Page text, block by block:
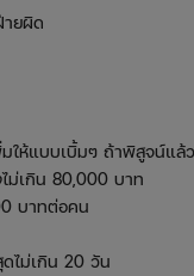
ายผิด
ให้แบบเบิ้มๆ ถ้าพิสูจน์แล้
ม่เกิน 80,000 บาท
บาทต่อคน
ไม่เกิน 20 วัน